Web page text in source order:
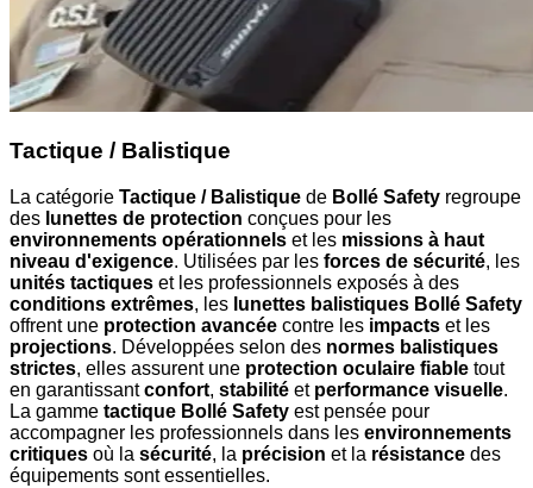
Tactique / Balistique
La catégorie Tactique / Balistique de Bollé Safety regroupe
des lunettes de protection conçues pour les
environnements opérationnels et les missions à haut
niveau d'exigence. Utilisées par les forces de sécurité, les
unités tactiques et les professionnels exposés à des
conditions extrêmes, les lunettes balistiques Bollé Safety
offrent une protection avancée contre les impacts et les
projections. Développées selon des normes balistiques
strictes, elles assurent une protection oculaire fiable tout
en garantissantconfort, stabilité et performance visuelle.
La gamme tactique Bollé Safety est pensée pour
accompagner les professionnels dans les environnements
critiques où la sécurité, la précision et la résistance des
équipements sont essentielles.